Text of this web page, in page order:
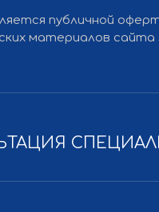
публичной
материалов
и продвижение